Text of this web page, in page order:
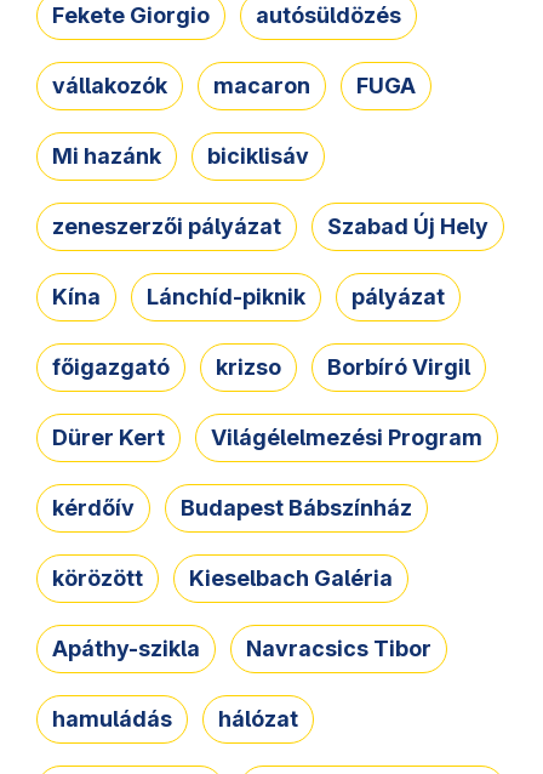
Fekete Giorgio autósüldözés
vállakozók macaron FUGA
Mi hazánk biciklisáv
zeneszerzői pályázat Szabad Új Hely
Kína Lánchíd-piknik pályázat
főigazgató krizso Borbíró Virgil
Dürer Kert Világélelmezési Program
kérdőív Budapest Bábszínház
körözött Kieselbach Galéria
Apáthy-szikla Navracsics Tibor
hamuládás hálózat